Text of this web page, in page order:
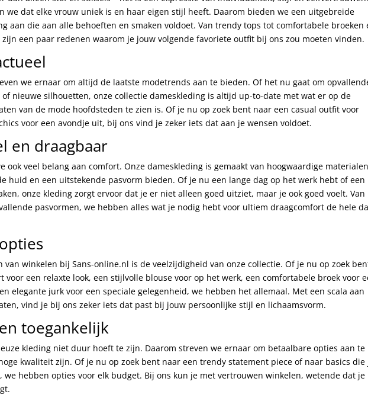
we dat elke vrouw uniek is en haar eigen stijl heeft. Daarom bieden we een uitgebreide
aan die aan alle behoeften en smaken voldoet. Van trendy tops tot comfortabele broeken
een paar redenen waarom je jouw volgende favoriete outfit bij ons zou moeten vinden.
we ernaar om altijd de laatste modetrends aan te bieden. Of het nu gaat om
nieuwe silhouetten, onze collectie dameskleding is altijd up-to-date met wat er op de
van de mode hoofdsteden te zien is. Of je nu op zoek bent naar een casual outfit voor
voor een avondje uit, bij ons vind je zeker iets dat aan je wensen voldoet.
en draagbaar
ook veel belang aan comfort. Onze dameskleding is gemaakt van hoogwaardige
huid en een uitstekende pasvorm bieden. Of je nu een lange dag op het werk hebt of een
onze kleding zorgt ervoor dat je er niet alleen goed uitziet, maar je ook goed voelt. Van
pasvormen, we hebben alles wat je nodig hebt voor ultiem draagcomfort de hele
van winkelen bij Sans-online.nl is de veelzijdigheid van onze collectie. Of je nu op zoek
voor een relaxte look, een stijlvolle blouse voor op het werk, een comfortabele broek voor
elegante jurk voor een speciale gelegenheid, we hebben het allemaal. Met een scala aan
vind je bij ons zeker iets dat past bij jouw persoonlijke stijl en lichaamsvorm.
toegankelijk
kleding niet duur hoeft te zijn. Daarom streven we ernaar om betaalbare opties aan te
kwaliteit zijn. Of je nu op zoek bent naar een trendy statement piece of naar basics die
we hebben opties voor elk budget. Bij ons kun je met vertrouwen winkelen, wetende dat je